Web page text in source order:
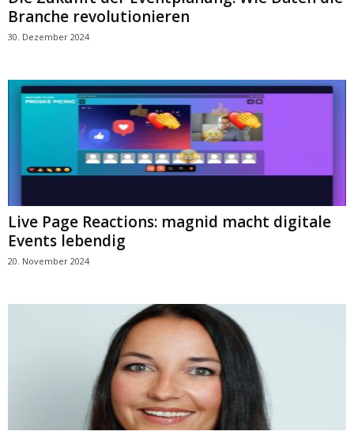
Branche revolutionieren
30. Dezember 2024
Live Page Reactions: magnid macht digitale
Events lebendig
20. November 2024